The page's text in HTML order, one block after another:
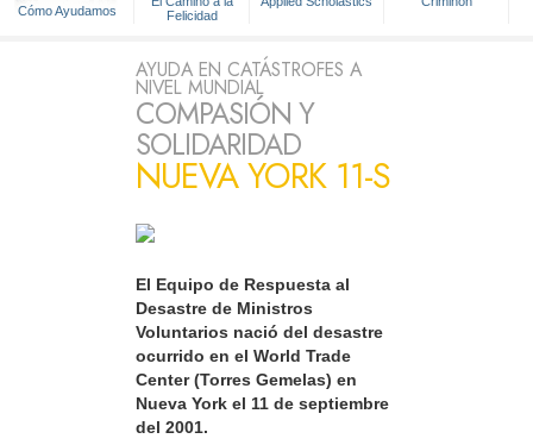
Cómo Ayudamos
Felicidad
AYUDA EN CATÁSTROFES A
NIVEL MUNDIAL
COMPASIÓN Y
SOLIDARIDAD
NUEVA YORK 11-S
El Equipo de Respuesta al
Desastre de Ministros
Voluntarios nació del desastre
ocurrido en el World Trade
Center (Torres Gemelas) en
Nueva York el 11 de septiembre
del 2001.